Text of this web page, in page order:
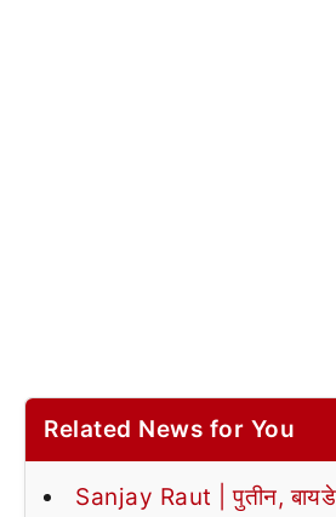
Related News for You
Sanjay Raut | पुतीन,